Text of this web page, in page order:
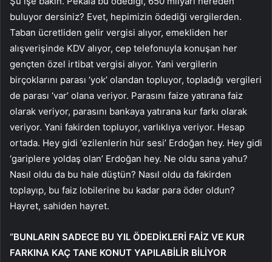
buluyor dersiniz? Evet, hepimizin ödediği vergilerden.
Taban ücretliden gelir vergisi alıyor, emekliden her
alışverişinde KDV alıyor, cep telefonuyla konuşan her
gençten özel irtibat vergisi alıyor. Yani vergilerin
birçoklarını parası ‘yok’ olandan topluyor, topladığı vergileri
de parası ‘var’ olana veriyor. Parasını faize yatırana faiz
olarak veriyor, parasını bankaya yatırana kur farkı olarak
veriyor. Yani fakirden topluyor, varlıklıya veriyor. Hesap
ortada. Hey gidi ‘ezilenlerin hür sesi’ Erdoğan hey. Hey gidi
‘gariplere yoldaş olan’ Erdoğan hey. Ne oldu sana yahu?
Nasıl oldu da bu hale düştün? Nasıl oldu da fakirden
toplayıp, bu faiz lobilerine bu kadar para öder oldun?
Hayret, sahiden hayret.
“BUNLARIN SADECE BU YIL ÖDEDİKLERİ FAİZ VE KUR
FARKINA KAÇ TANE KONUT YAPILABİLİR BİLİYOR